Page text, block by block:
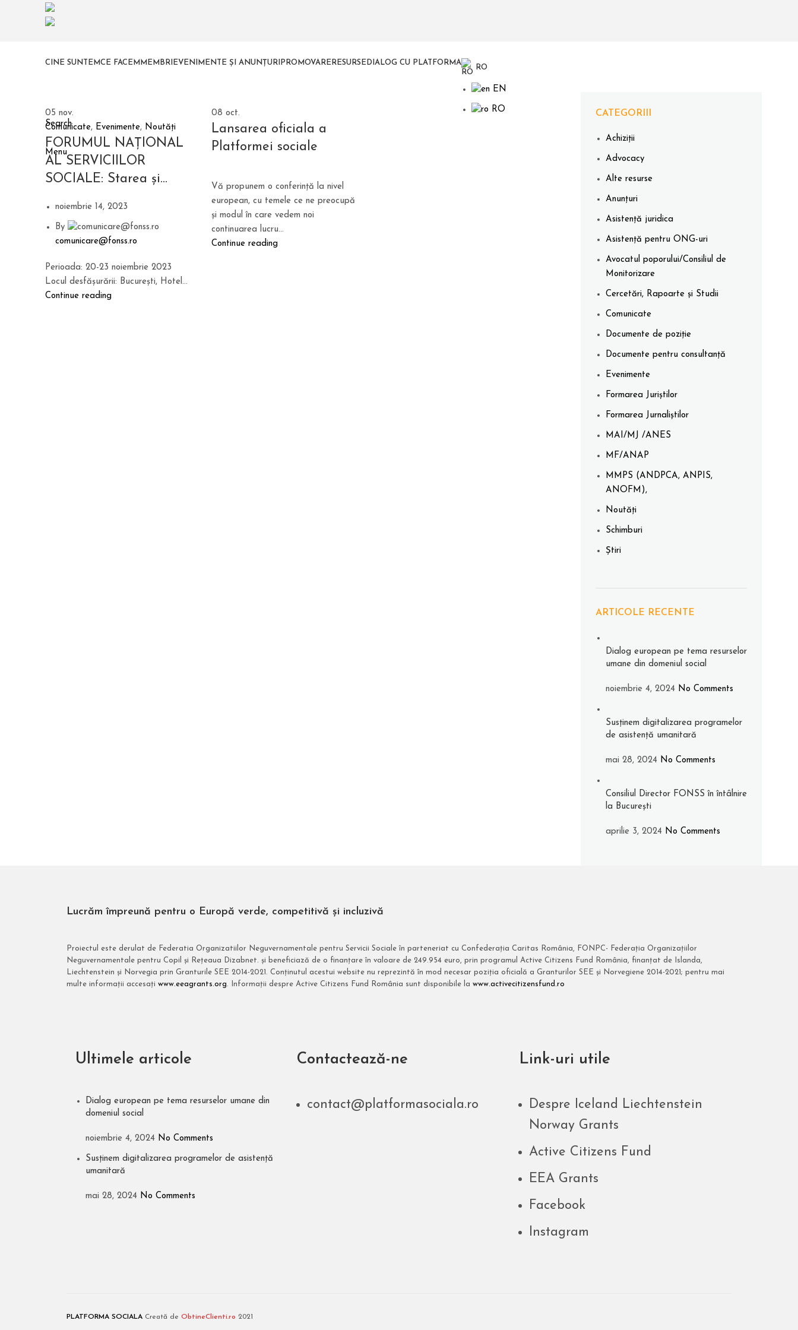
CINE SUNTEMCE FACEM MEMBRI EVENIMENTE ȘI ANUNȚURI PROMOVARE RESURSE DIALOG CU PLATFORMA
RO
EN
RO
Search
Menu
05 nov.
Comunicate, Evenimente, Noutăți
FORUMUL NAȚIONAL
AL SERVICIILOR
SOCIALE: Starea și
în România
noiembrie 14, 2023
By
comunicare@fonss.ro
Perioada: 20-23 noiembrie 2023
Locul desfășurării: București, Hotel...
Continue reading
08oct.
Lansarea oficiala a
Platformei sociale
Vă propunem o conferință la nivel
european, cu temele ce ne preocupă
și modul în care vedem noi
continuarea lucru...
Continue reading
CATEGORIII
Achiziții
Advocacy
Alte resurse
Anunțuri
Asistență juridica
Asistență pentru ONG-uri
Avocatul poporului/Consiliul de
Monitorizare
Cercetări, Rapoarte și Studii
Comunicate
Documente de poziție
Documente pentru consultanță
Evenimente
Formarea Juriștilor
Formarea Jurnaliștilor
MAI/MJ /ANES
MF/ANAP
MMPS (ANDPCA, ANPIS,
ANOFM),
Noutăți
Schimburi
Știri
ARTICOLE RECENTE
Dialog european pe tema resurselor
umane din domeniul social
noiembrie 4, 2024 No Comments
Susținem digitalizarea programelor
de asistență umanitară
mai 28, 2024 No Comments
Consiliul Director FONSS în întâlnire
la București
aprilie 3, 2024 No Comments
Lucrăm împreună pentru o Europă verde, competitivă și incluzivă
Proiectul este derulat de Federatia Organizatiilor Neguvernamentale pentru Servicii Sociale în parteneriat cu Confederația Caritas România, FONPC- Federația Organizațiilor
Neguvernamentale pentru Copil și Rețeaua Dizabnet. și beneficiază de o finanțare în valoare de 249.954 euro, prin programul Active Citizens Fund România, finanțat de Islanda,
Liechtenstein și Norvegia prin Granturile SEE 2014-2021. Conținutul acestui website nu reprezintă în mod necesar poziția oficială a Granturilor SEE și Norvegiene 2014-2021; pentru mai
multe informații accesați www.eeagrants.org. Informații despre Active Citizens Fund România sunt disponibile la www.activecitizensfund.ro
Ultimele articole
Dialog european pe tema resurselor umane din
domeniul social
noiembrie 4, 2024 No Comments
Susținem digitalizarea programelor de asistență
umanitară
mai 28, 2024 No Comments
Contactează-ne
contact@platformasociala.ro
Link-uri utile
Despre Iceland Liechtenstein
Norway Grants
Active Citizens Fund
EEA Grants
Facebook
Instagram
PLATFORMA SOCIALA Creată de ObtineClienti.ro 2021